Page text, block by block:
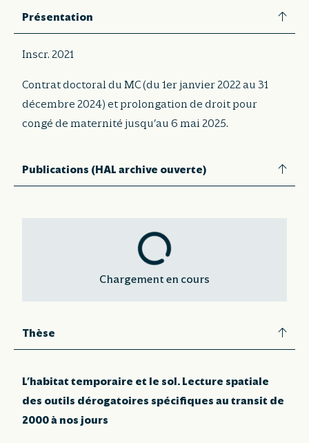
Présentation
Inscr. 2021
Contrat doctoral du MC (du 1er janvier 2022 au 31
décembre 2024) et prolongation de droit pour
congé de maternité jusqu’au 6 mai 2025.
Publications (HAL archive ouverte)
Chargement en cours
Thèse
L’habitat temporaire et le sol. Lecture spatiale
des outils dérogatoires spécifiques au transit de
2000 à nos jours